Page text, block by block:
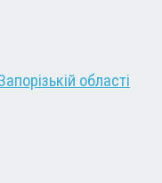
області